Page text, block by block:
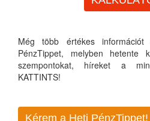
Még több értékes
PénzTippet, melyben hetente
szempontokat, híreket a
KATTINTS!
Kérem a Heti PénzTippet!